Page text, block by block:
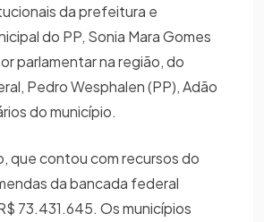
da prefeitura e
do PP, Sonia Mara Gomes
parlamentar na região, do
Pedro Wesphalen (PP), Adão
do município.
que contou com recursos do
da bancada federal
73.431.645. Os municípios